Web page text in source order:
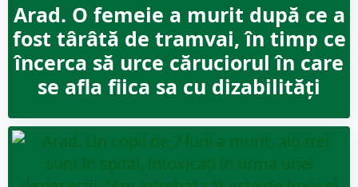
Arad. O femeie a murit după ce a
fost târâtă de tramvai, în timp ce
încerca să urce căruciorul în care
se afla fiica sa cu dizabilități